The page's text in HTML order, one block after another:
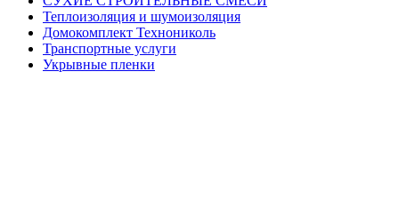
Теплоизоляция и шумоизоляция
Домокомплект Технониколь
Транспортные услуги
Укрывные пленки